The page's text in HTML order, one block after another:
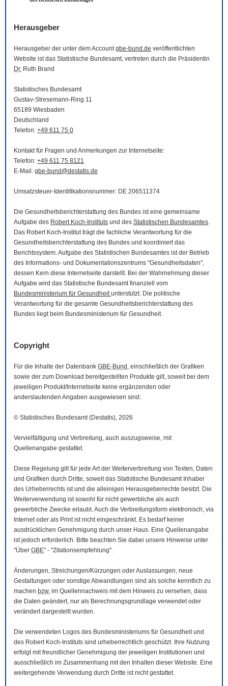
Herausgeber
Herausgeber der unter dem Accountgbe-bund.de veröffentlichten
Website ist das Statistische Bundesamt, vertreten durch die Präsidentin
Dr. Ruth Brand
Statistisches Bundesamt
Gustav-Stresemann-Ring 11
65189 Wiesbaden
Deutschland
Telefon: +49 611 75 0
Kontakt für Fragen und Anmerkungen zur Internetseite:
Telefon: +49 611 75 8121
E-Mail : gbe-bund@destatis.de
Umsatzsteuer-Identifikationsnummer: DE 206511374
Die Gesundheitsberichterstattung des Bundes ist eine gemeinsame
Aufgabe des Robert Koch-Instituts und des Statistischen Bundesamtes.
Das Robert Koch-Institut trägt die fachliche Verantwortung für die
Gesundheitsberichterstattung des Bundes und koordiniert das
Berichtssystem. Aufgabe des Statistischen Bundesamtes ist der Betrieb
des Informations- und Dokumentationszentrums "Gesundheitsdaten",
dessen Kern diese Internetseite darstellt. Bei der Wahrnehmung dieser
Aufgabe wird das Statistische Bundesamt finanziell vom
Bundesministerium für Gesundheitunterstützt. Die politische
Verantwortung für die gesamte Gesundheitsberichterstattung des
Bundes liegt beim Bundesministerium für Gesundheit.
Copyright
Für die Inhalte der Datenbank GBE-Bund , einschließlich der Grafiken
sowie der zum Download bereitgestellten Produkte gilt, soweit bei dem
jeweiligen Produkt/Internetseite keine ergänzenden oder
anderslautenden Angaben ausgewiesen sind:
© Statistisches Bundesamt (Destatis), 2026
Vervielfältigung und Verbreitung, auch auszugsweise, mit
Quellenangabe gestattet.
Diese Regelung gilt für jede Art der Weiterverbreitung von Texten, Daten
und Grafiken durch Dritte, soweit das Statistische Bundesamt Inhaber
des Urheberrechts ist und die alleinigen Herausgeberrechte besitzt. Die
Weiterverwendung ist sowohl für nicht gewerbliche als auch
gewerbliche Zwecke erlaubt. Auch die Verbreitungsform elektronisch, via
Internet oder als Print ist nicht eingeschränkt. Es bedarf keiner
ausdrücklichen Genehmigung durch unser Haus. Eine Quellenangabe
ist jedoch erforderlich. Bitte beachten Sie dabei unsere Hinweise unter
"Über GBE" - "Zitationsempfehlung".
Änderungen, Streichungen/Kürzungen oder Auslassungen, neue
Gestaltungen oder sonstige Abwandlungen sind als solche kenntlich zu
machen bzw. im Quellennachweis mit dem Hinweis zu versehen, dass
die Daten geändert, nur als Berechnungsgrundlage verwendet oder
verändert dargestellt wurden.
Die verwendeten Logos des Bundesministeriums für Gesundheit und
des Robert Koch-Instituts sind urheberrechtlich geschützt. Ihre Nutzung
erfolgt mit freundlicher Genehmigung der jeweiligen Institutionen und
ausschließlich im Zusammenhang mit den Inhalten dieser Website. Eine
weitergehende Verwendung durch Dritte ist nicht gestattet.